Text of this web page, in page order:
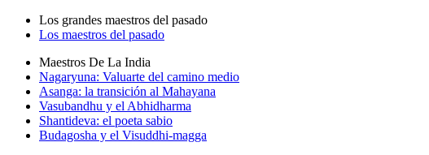
Los grandes maestros del pasado
Los maestros del pasado
Maestros De La India
Nagaryuna: Valuarte del camino medio
Asanga: la transición al Mahayana
Vasubandhu y el Abhidharma
Shantideva: el poeta sabio
Budagosha y el Visuddhi-magga